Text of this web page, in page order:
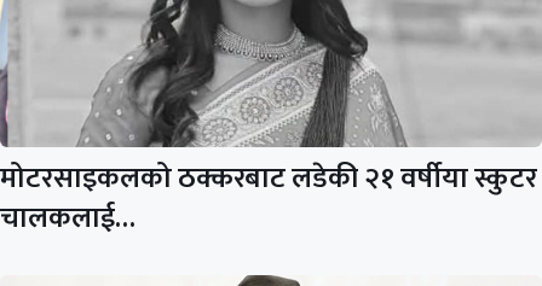
मोटरसाइकलको ठक्करबाट लडेकी २१ वर्षीया स्कुटर
चालकलाई…